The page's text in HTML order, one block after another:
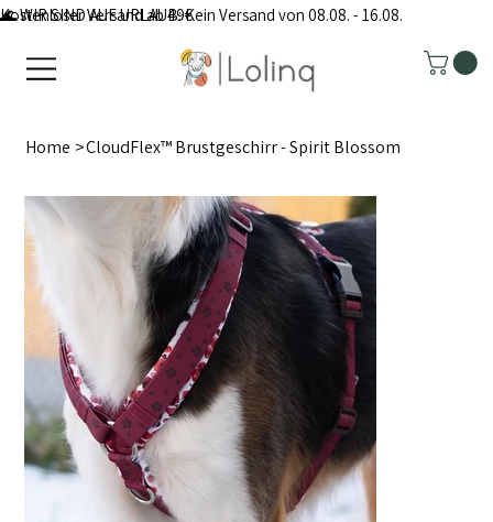
Kostenloser Versand ab 49€
🌊 WIR SIND AUF URLAUB: Kein Versand von 08.08. - 16.08.
Home >CloudFlex™ Brustgeschirr - Spirit Blossom